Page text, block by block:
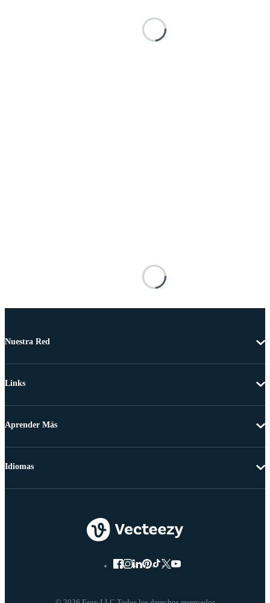
Nuestra Red
Links
Aprender Más
Idiomas